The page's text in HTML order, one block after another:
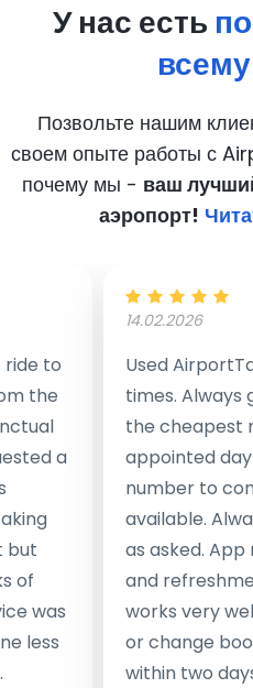
У нас есть
Позвольте нашим
своем опыте работы с
почему мы - ваш
аэропорт!
to
the
a
but
of
was
less
14.02.2026
Used
times. Always
the cheapest
appointed
number to
available.
as asked.
and
works very
or change
within two